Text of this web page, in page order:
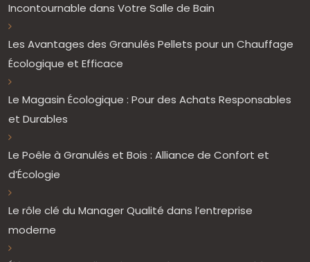
Incontournable dans Votre Salle de Bain
Les Avantages des Granulés Pellets pour un Chauffage
Écologique et Efficace
Le Magasin Écologique : Pour des Achats Responsables
et Durables
Le Poêle à Granulés et Bois : Alliance de Confort et
d’Écologie
Le rôle clé du Manager Qualité dans l’entreprise
moderne